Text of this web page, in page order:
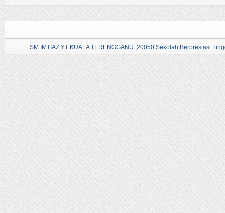
SM IMTIAZ YT KUALA TERENGGANU ,20050 Sekolah Berprestasi